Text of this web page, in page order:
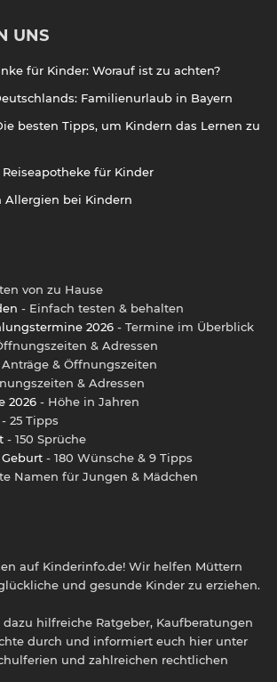
UNS
für Kinder: Worauf ist zu achten?
Familienurlaub in Bayern
besten Tipps, um Kindern das Lernen zu
für Kinder
Allergien bei Kindern
von zu Hause
- Einfach testen & behalten
2026 - Termine im Überblick
& Adressen
& Öffnungszeiten
& Adressen
2026 - Höhe in Jahren
- 25 Tipps
- 150 Sprüche
- 180 Wünsche & 9 Tipps
Namen für Jungen & Mädchen
auf Kinderinfo.de! Wir helfen Müttern
und gesunde Kinder zu erziehen.
dazu hilfreiche Ratgeber, Kaufberatungen
durch und informiert euch hier unter
und zahlreichen rechtlichen